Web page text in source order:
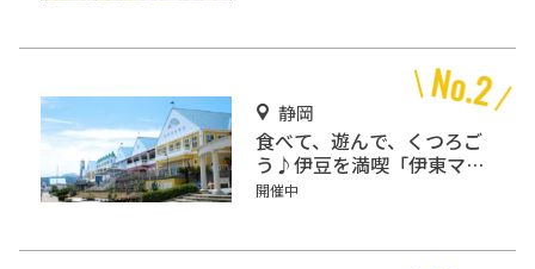
静岡
食べて、遊んで、くつろご
う♪伊豆を満喫「伊東マリ
ンタウン」
開催中